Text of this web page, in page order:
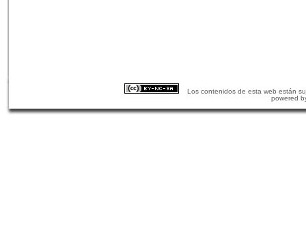
Los contenidos de esta web están
powered